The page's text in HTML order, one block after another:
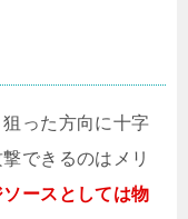
った方向に十字
できるのはメリ
ースとしては物